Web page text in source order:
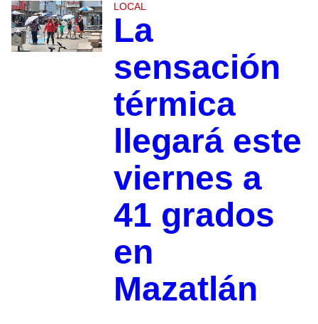
LOCAL
La
sensación
térmica
llegará este
viernes a
41 grados
en
Mazatlán